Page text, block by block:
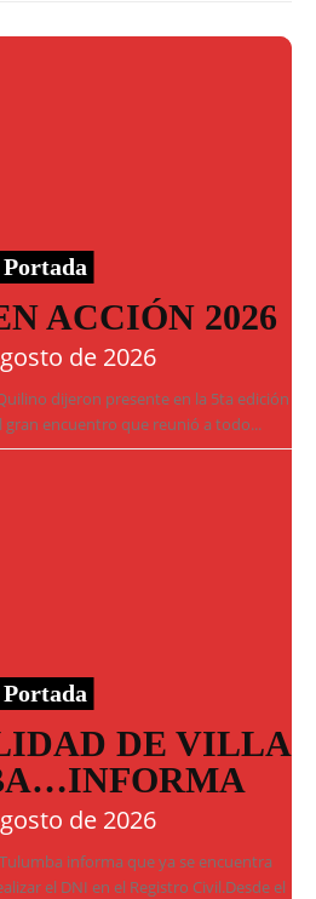
Portada
ACCIÓN 2026
de 2026
dijeron presente en la 5ta edición
gran encuentro que reunió a todo...
Portada
DE VILLA
de 2026
informa que ya se encuentra
el DNI en el Registro Civil.Desde el